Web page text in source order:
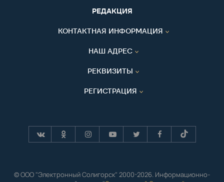
РЕДАКЦИЯ
КОНТАКТНАЯ ИНФОРМАЦИЯ
НАШ АДРЕС
РЕКВИЗИТЫ
РЕГИСТРАЦИЯ
© ООО "Электронный Солигорск" 2000-2026. Информационно-